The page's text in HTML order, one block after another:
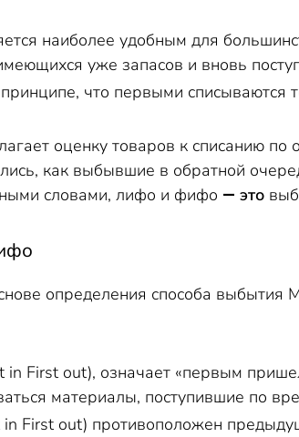
наиболее удобным для
уже запасов и вновь
что первыми списываются
оценку товаров к списанию по
как выбывшие в обратной
словами, лифо и фифо ― это
определения способа
First out), означает «первым
материалы, поступившие по
First out) противоположен